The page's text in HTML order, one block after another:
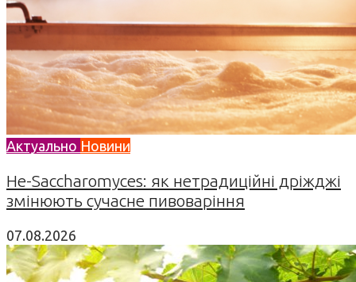
Актуально Новини
Не-Saccharomyces: як нетрадиційні дріжджі
змінюють сучасне пивоваріння
07.08.2026